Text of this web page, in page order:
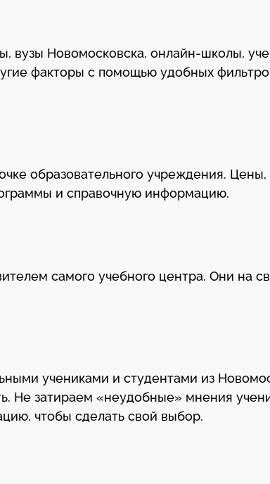
вузы Новомосковска, онлайн-школы,
факторы с помощью удобных
образовательного учреждения.
и справочную информацию.
самого учебного центра. Они на
учениками и студентами из
Не затираем «неудобные» мнения
чтобы сделать свой выбор.